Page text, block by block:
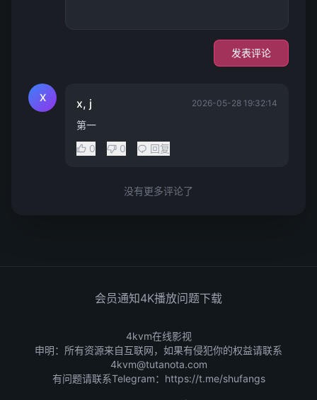
发表评论
X x, j 2026-05-28 19:32:14
第一
0
0 回复
没有更多评论了
会员通知4K播放问题下载
4kvm在线影视
申明：所有资源来自互联网，如果有侵犯你的权益请联系
4kvm@tutanota.com
有问题请联系Telegram： https://t.me/shufangs